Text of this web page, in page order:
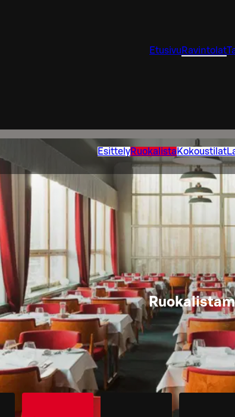
Etusivu Ravintolat
EsittelyRuokalista Kokoustilat